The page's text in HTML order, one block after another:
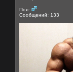
Пол:
Сообщений: 133